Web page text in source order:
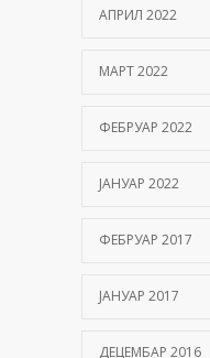
АПРИЛ 2022
МАРТ 2022
ФЕБРУАР 2022
ЈАНУАР 2022
ФЕБРУАР 2017
ЈАНУАР 2017
ДЕЦЕМБАР 2016